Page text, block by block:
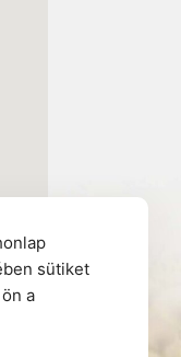
sütiket
a